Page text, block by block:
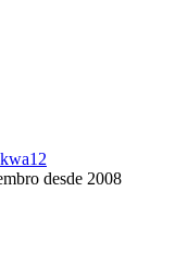
desde 2008